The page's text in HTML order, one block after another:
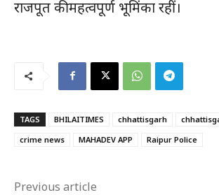
राजपूत की महत्वपूर्ण भूमिंका रहीं।
TAGS BHILAITIMES chhattisgarh
crime news
MAHADEV APP Raipur Police
Previous article